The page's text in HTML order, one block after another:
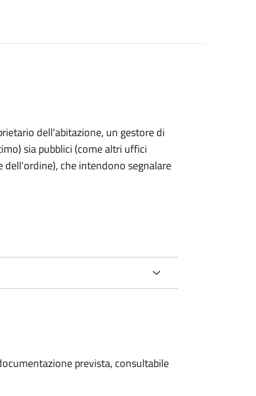
dell'abitazione, un gestore di
sia pubblici (come altri uffici
che intendono segnalare
prevista, consultabile